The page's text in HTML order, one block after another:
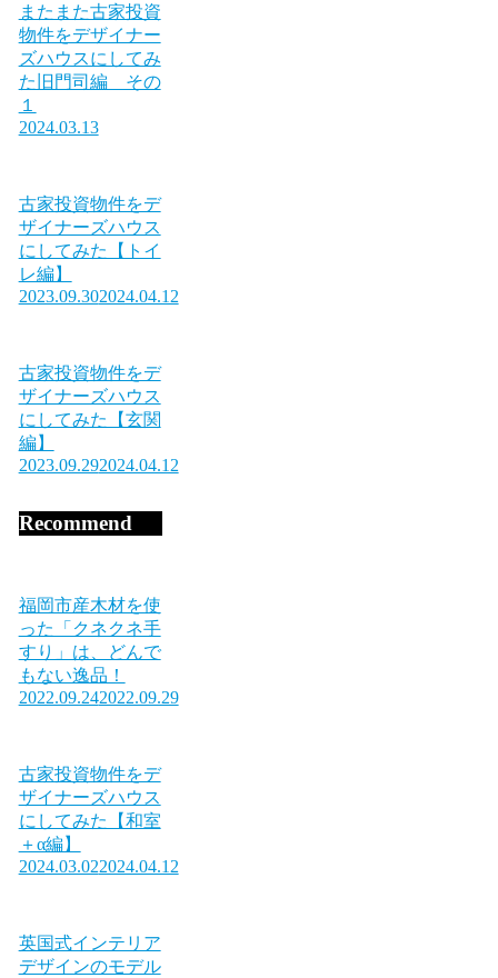
またまた古家投資
物件をデザイナー
ズハウスにしてみ
た旧門司編 その
１
2024.03.13
古家投資物件をデ
ザイナーズハウス
にしてみた【トイ
レ編】
2023.09.302024.04.12
古家投資物件をデ
ザイナーズハウス
にしてみた【玄関
編】
2023.09.292024.04.12
Recommend
福岡市産木材を使
った「クネクネ手
すり」は、どんで
もない逸品！
2022.09.242022.09.29
古家投資物件をデ
ザイナーズハウス
にしてみた【和室
＋α編】
2024.03.022024.04.12
英国式インテリア
デザインのモデル